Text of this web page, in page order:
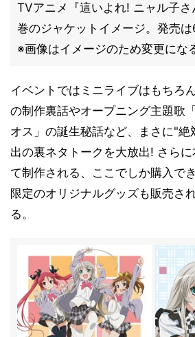
TVアニメ『這いよれ! ニャル子
巻のジャケットイメージ。発売
※画像はイメージのため変更にな
イベントではミニライブはもちろ
の制作裏話やオープニング主題歌
オス」の誕生秘話など、まさに"絶
出の裏ネタトークを大放出! さら
て制作される、ここでしか購入で
限定のオリジナルグッズも販売さ
る。